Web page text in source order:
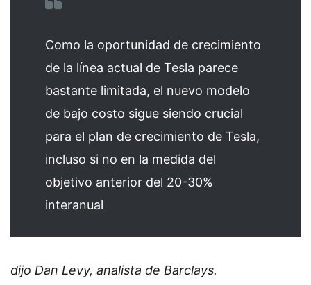
Como la oportunidad de crecimiento
de la línea actual de Tesla parece
bastante limitada, el nuevo modelo
de bajo costo sigue siendo crucial
para el plan de crecimiento de Tesla,
incluso si no en la medida del
objetivo anterior del 20-30%
interanual
dijo Dan Levy, analista de Barclays.